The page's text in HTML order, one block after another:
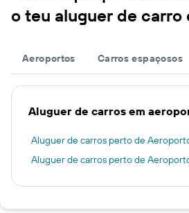
o teu aluguer de carro
Aeroportos Carros espaçosos
Aluguer de carros em
Aluguer de carros perto de
Aluguer de carros perto de